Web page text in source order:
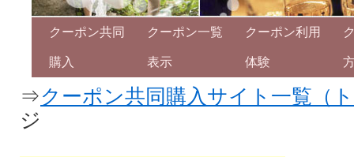
クーポン共同
購入
クーポン一覧
表示
クーポン利用
体験
⇒クーポン共同購入サイト一覧（
ジ